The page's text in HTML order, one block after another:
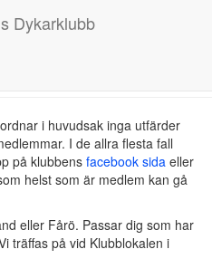
i huvudsak inga utfärder
I de allra flesta fall
på klubbens facebook sida eller
helst som är medlem kan gå
eller Fårö. Passar dig som har
träffas på vid Klubblokalen i